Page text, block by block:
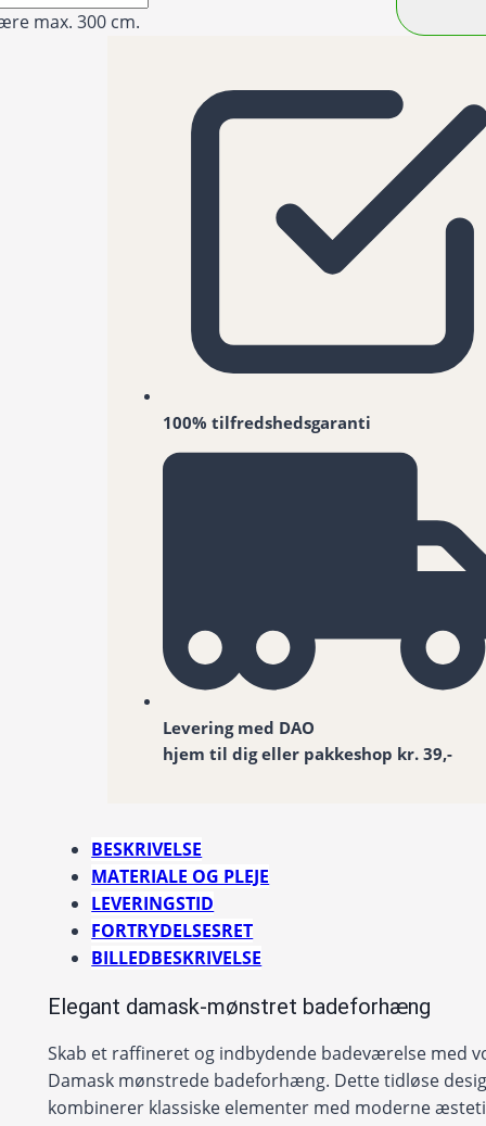
max. 300 cm.
100% tilfredshedsgaranti
Levering med DAO
hjem til dig eller pakkeshop kr. 39,-
BESKRIVELSE
MATERIALE OG PLEJE
LEVERINGSTID
FORTRYDELSESRET
BILLEDBESKRIVELSE
Elegant damask-mønstret badeforhæng
Skab et raffineret og indbydende badeværelse med
Damask mønstrede badeforhæng. Dette tidløse
kombinerer klassiske elementer med moderne